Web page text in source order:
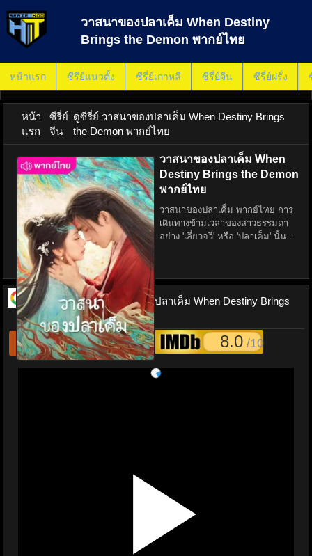
วาสนาของปลาเค็ม When Destiny
Brings the Demon พากย์ไทย
หน้าแรก ซีรีย์แนวตั้ง ซีรี่ย์เกาหลี ซีรี่ย์จีน ซีรี่ย์ฝรั่ง
หน้า
แรก
ซีรี่ย์
จีน
ดูซีรี่ย์ วาสนาของปลาเค็ม When Destiny Brings
the Demon พากย์ไทย
วาสนาของปลาเค็ม When
Destiny Brings the Demon
พากย์ไทย
วาสนาของปลาเค็ม พากย์ไทย การ
เดินทางข้ามเวลาของสาวธรรมดา
อย่าง 'เลี่ยวจวี่' หรือ 'ปลาเค็ม' นั้น
ของชะตากรรมที่พันผูกกับจอมปีศาจ
ดูซีรี่ย์ ออนไลน์ วาสนาของปลาเค็ม When Destiny Brings
the Demon พากย์ไทย
รีเฟชหนังไม่เล่น แจ้งหนังเสีย 8.0 /10